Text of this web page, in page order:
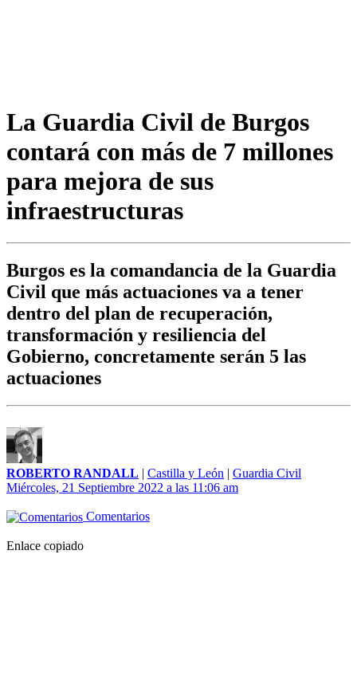
La Guardia Civil de Burgos
contará con más de 7 millones
para mejora de sus
infraestructuras
Burgos es la comandancia de la Guardia
Civil que más actuaciones va a tener
dentro del plan de recuperación,
transformación y resiliencia del
Gobierno, concretamente serán 5 las
actuaciones
ROBERTO RANDALL | Castilla y León | Guardia Civil
Miércoles, 21 Septiembre 2022 a las 11:06 am
Comentarios
Enlace copiado